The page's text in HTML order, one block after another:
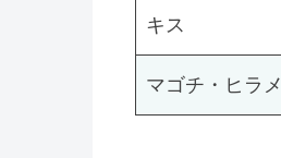
キス
マゴチ・ヒラメ